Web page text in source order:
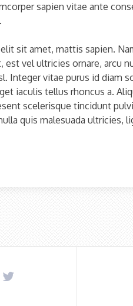
sapien vitae ante
sit amet, mattis sapien.
vel ultricies ornare, arcu
Integer vitae purus id diam
iaculis tellus rhoncus a.
scelerisque tincidunt
quis malesuada ultricies,